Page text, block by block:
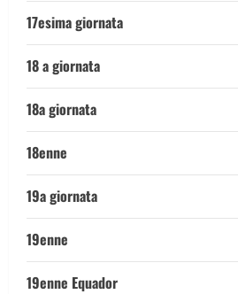
17esima giornata
18 a giornata
18a giornata
18enne
19a giornata
19enne
19enne Equador